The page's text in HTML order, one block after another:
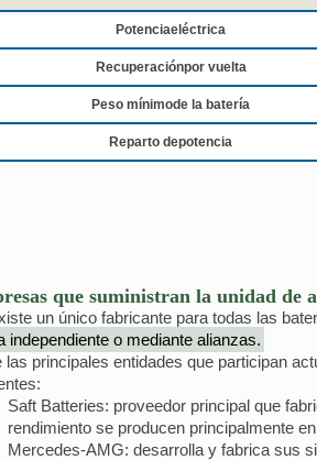
Potenciaeléctrica
Recuperaciónpor vuelta
Peso mínimode la batería
Reparto depotencia
que suministran la unidad de
un único fabricante para todas las
independiente o mediante alianzas.
las principales entidades que participan
Saft Batteries: proveedor principal que
rendimiento se producen principalmente
Mercedes-AMG: desarrolla y fabrica sus